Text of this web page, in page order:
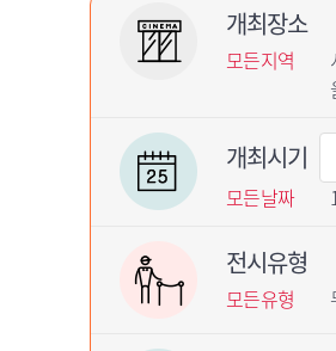
개최장소
모든지역
개최시기
모든날짜
전시유형
모든유형